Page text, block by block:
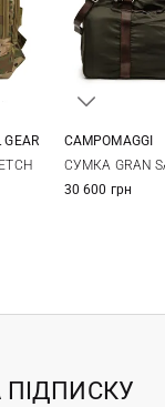
GEAR
CAMPOMAGGI
СУМКА GRAN
30 600 грн
ПІДПИСКУ